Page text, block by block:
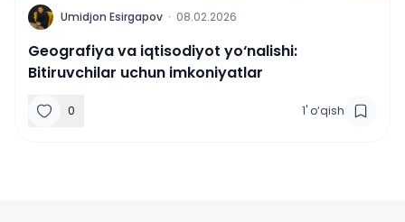
U Umidjon Esirgapov · 08.02.2026
Geografiya va iqtisodiyot yo‘nalishi:
Bitiruvchilar uchun imkoniyatlar
0 1' o‘qish